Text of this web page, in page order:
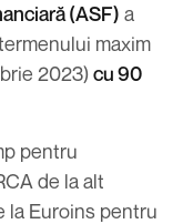
(ASF) a
maxim
2023)cu 90
pentru
de la alt
la Euroins pentru